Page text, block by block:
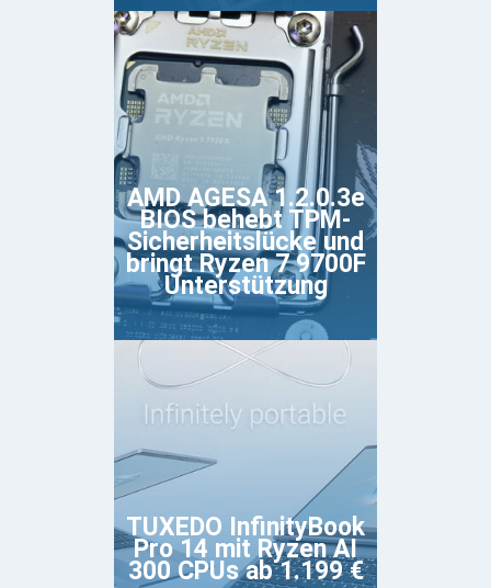
AMD AGESA 1.2.0.3e
BIOS behebt TPM-
Sicherheitslücke und
bringt Ryzen 7 9700F
Unterstützung
TUXEDO InfinityBook
Pro 14 mit Ryzen AI
300 CPUs ab 1.199 €